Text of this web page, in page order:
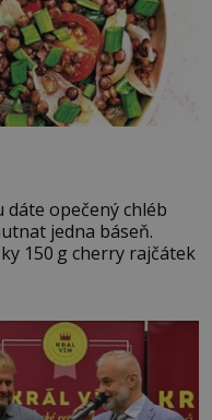
dáte opečený chléb
jedna báseň.